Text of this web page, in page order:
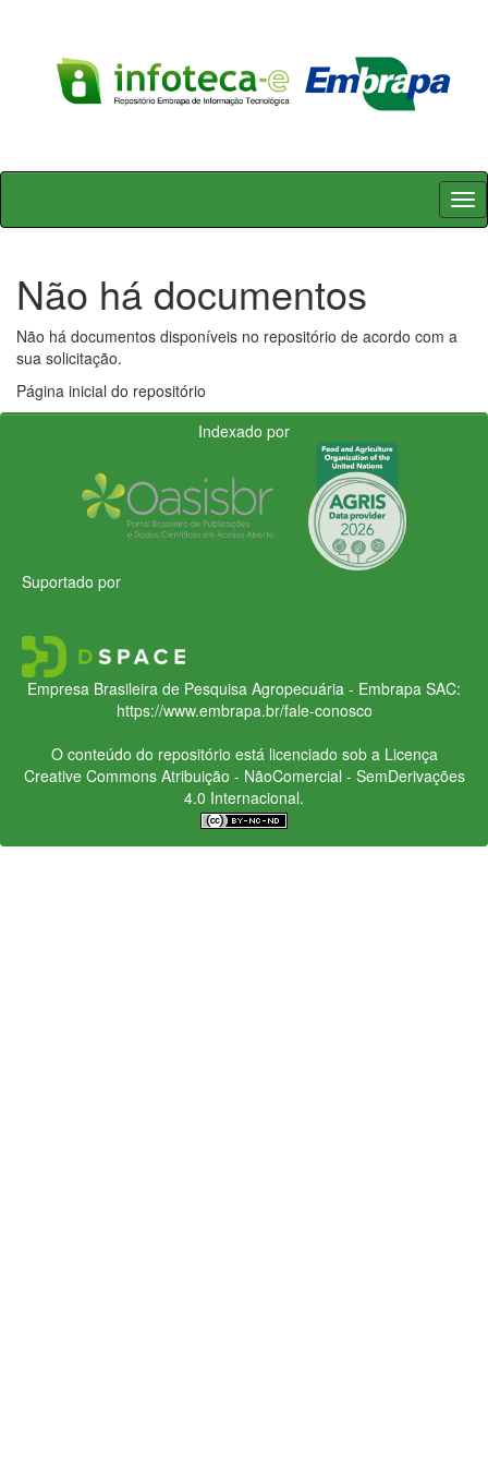
Skip
Não há documentos
Não há documentos disponíveis no repositório de acordo com a
sua solicitação.
Página inicial do repositório
Indexado por
Suportado por
Empresa Brasileira de Pesquisa Agropecuária - Embrapa SAC:
https://www.embrapa.br/fale-conosco
O conteúdo do repositório está licenciado sob a Licença
Creative CommonsAtribuição - NãoComercial - SemDerivações
4.0 Internacional.